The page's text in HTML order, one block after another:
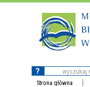
Strona główna